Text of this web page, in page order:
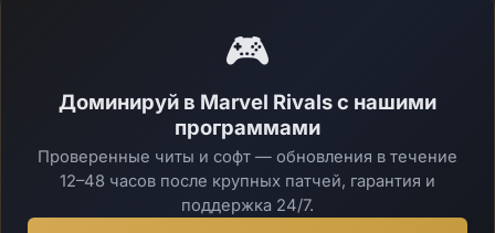
🎮
Доминируй в Marvel Rivals с нашими
программами
Проверенные читы и софт — обновления в течение
12–48 часов после крупных патчей, гарантия и
поддержка 24/7.